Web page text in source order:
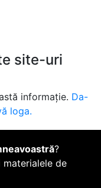
site-uri
informație. Da-
loga.
?
materialele de